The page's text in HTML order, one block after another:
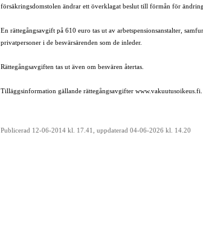
försäkringsdomstolen ändrar ett överklagat beslut till förmån för
En rättegångsavgift på 610 euro tas ut av arbetspensionsanstalter,
privatpersoner i de besvärsärenden som de inleder.
Rättegångsavgiften tas ut även om besvären återtas.
Tilläggsinformation gällande rättegångsavgifterwww.vakuutusoikeus.fi
Publicerad 12-06-2014 kl. 17.41, uppdaterad 04-06-2026 kl. 14.20